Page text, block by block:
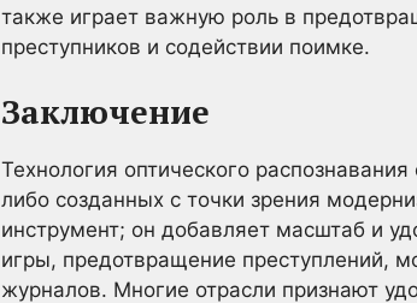
также играет важную роль в
преступников и содействии поимке.
Заключение
Технология оптического
либо созданных с точки зрения
инструмент; он добавляет масштаб и
игры, предотвращение преступлений,
журналов. Многие отрасли признают